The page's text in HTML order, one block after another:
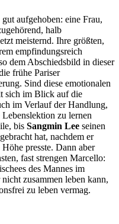
gut aufgehoben: eine Frau,
halb
meisternd. Ihre größten,
empfindungsreich
dem Abschiedsbild in dieser
frühe Pariser
Sind diese emotionalen
sich im Blick auf die
im Verlauf der Handlung,
zu lernen
bis Sangmin Lee seinen
hat, nachdem er
presste. Dann aber
fast strengen Marcello:
des Mannes im
zusammen leben kann,
zu leben vermag.